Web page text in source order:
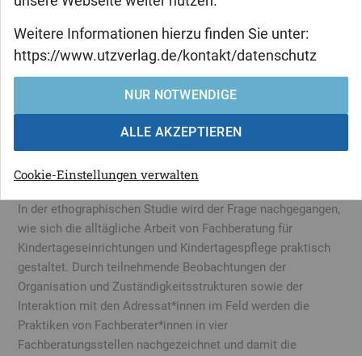
Weitere Informationen hierzu finden Sie unter:
https://www.utzverlag.de/kontakt/datenschutz
NUR NOTWENDIGE
ALLE AKZEPTIEREN
Cookie-Einstellungen verwalten
Carola Frank
Organisation und Praxis von
Fachberatung für
Kindertageseinrichtungen und
Kindertagespflege
Eine ethnographische Studie
In der ethographischen Studie wird der Frage nachgegangen,
wie sich die alltägliche Arbeit von Fachberatung für
Kindertageseinrichtungen und Kindertagespflege praktisch
gestaltet. Durch teilnehmende Beobachtungen der
Organisation und Zuständigkeitsstrukturen sowie der
Interaktion mit den Adressat*innen im Feld werden die
Praktiken von Fachberater*innen in vier
Fachberatungsstellen nachgezeichnet und damit die